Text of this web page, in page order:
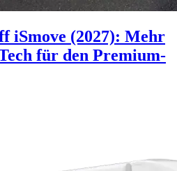
iSmove (2027): Mehr
für den Premium-